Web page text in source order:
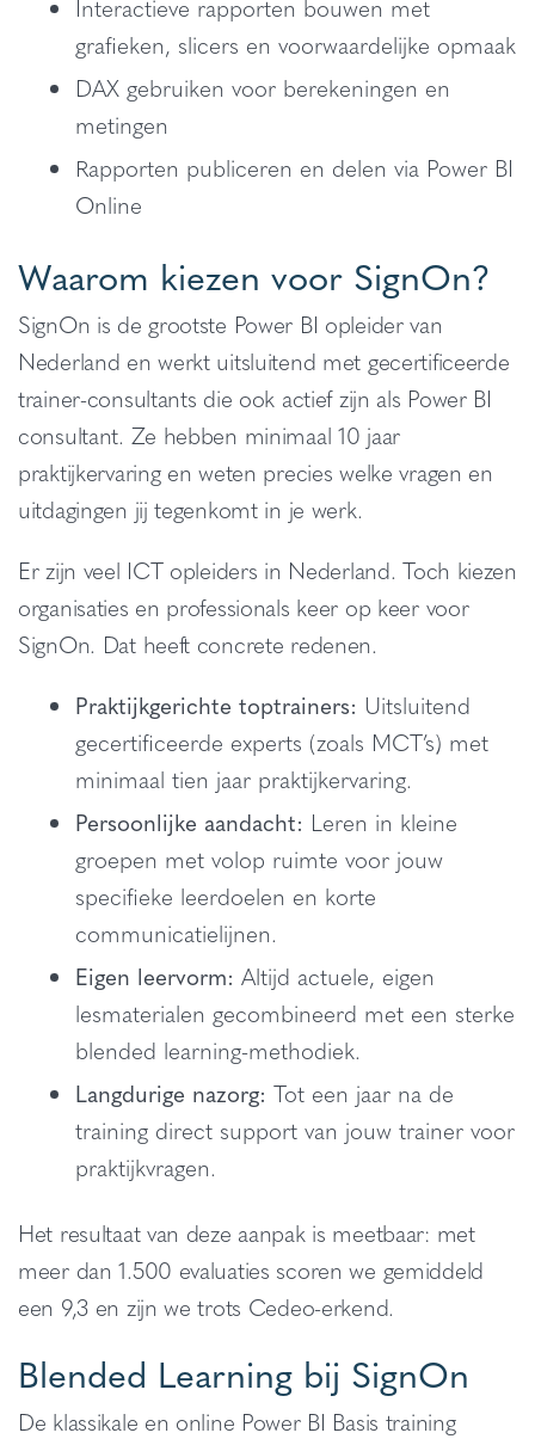
Interactieve rapporten bouwen met
grafieken, slicers en voorwaardelijke opmaak
DAX gebruiken voor berekeningen en
metingen
Rapporten publiceren en delen via Power BI
Online
Waarom kiezen voor SignOn?
SignOn is de grootste Power BI opleider van
Nederland en werkt uitsluitend met gecertificeerde
trainer-consultants die ook actief zijn als Power BI
consultant. Ze hebben minimaal 10 jaar
praktijkervaring en weten precies welke vragen en
uitdagingen jij tegenkomt in je werk.
Er zijn veel ICT opleiders in Nederland. Toch kiezen
organisaties en professionals keer op keer voor
SignOn. Dat heeft concrete redenen.
Praktijkgerichte toptrainers: Uitsluitend
gecertificeerde experts (zoals MCT’s) met
minimaal tien jaar praktijkervaring.
Persoonlijke aandacht: Leren in kleine
groepen met volop ruimte voor jouw
specifieke leerdoelen en korte
communicatielijnen.
Eigen leervorm: Altijd actuele, eigen
lesmaterialen gecombineerd met een sterke
blended learning-methodiek.
Langdurige nazorg: Tot een jaar na de
training direct support van jouw trainer voor
praktijkvragen.
Het resultaat van deze aanpak is meetbaar: met
meer dan 1.500 evaluaties scoren we gemiddeld
een 9,3 en zijn we trots Cedeo-erkend.
Blended Learning bij SignOn
De klassikale en online Power BI Basis training